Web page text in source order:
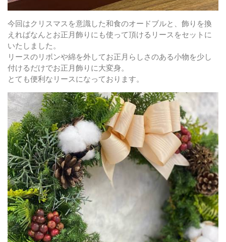
今回はクリスマスを意識した和食のオードブルと、飾りを換
えればなんとお正月飾りにも使って頂けるリースをセットに
いたしました。
リースのリボンや綿を外してお正月らしさのある小物を少し
付けるだけでお正月飾りに大変身。
とても便利なリースになっております。